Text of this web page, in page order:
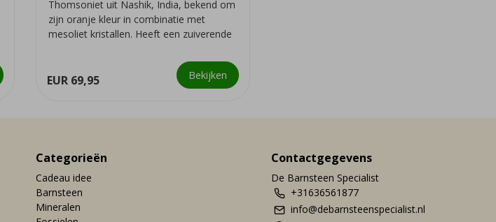
Thomsoniet uit Nashik, India, bekend om
zijn oranje kleur in combinatie met
mesoliet kristallen. Heeft een zuiverende
EUR 69,95 Bekijken
Categorieën
Cadeau idee
Barnsteen
Mineralen
Contactgegevens
De Barnsteen Specialist
+31636561877
info@debarnsteenspecialist.nl